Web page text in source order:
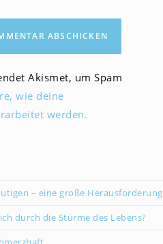
Akismet, um Spam
wie deine
werden.
– eine große Herausforderung
durch die Stürme des Lebens?